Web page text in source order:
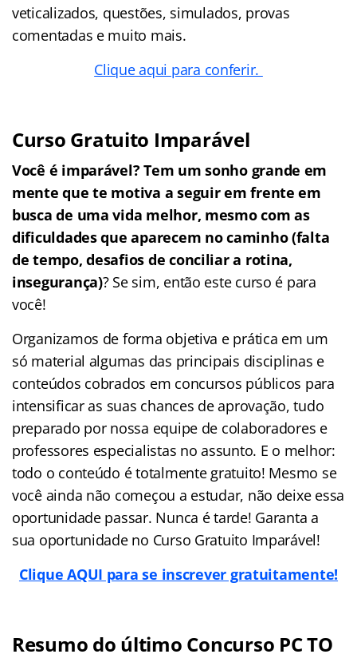
veticalizados, questões, simulados, provas
comentadas e muito mais.
Clique aqui para conferir.
Curso Gratuito Imparável
Você é imparável? Tem um sonho grande em
mente que te motiva a seguir em frente em
busca de uma vida melhor, mesmo com as
dificuldades que aparecem no caminho (falta
de tempo, desafios de conciliar a rotina,
insegurança)? Se sim, então este curso é para
você!
Organizamos de forma objetiva e prática em um
só material algumas das principais disciplinas e
conteúdos cobrados em concursos públicos para
intensificar as suas chances de aprovação, tudo
preparado por nossa equipe de colaboradores e
professores especialistas no assunto. E o melhor:
todo o conteúdo é totalmente gratuito! Mesmo se
você ainda não começou a estudar, não deixe essa
oportunidade passar. Nunca é tarde! Garanta a
sua oportunidade no Curso Gratuito Imparável!
Clique AQUI para se inscrever gratuitamente!
Resumo do último Concurso PC TO